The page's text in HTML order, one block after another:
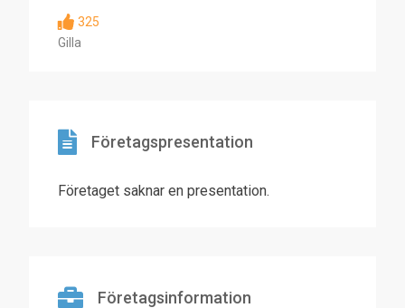
325
Gilla
Företagspresentation
Företaget saknar en presentation.
Företagsinformation